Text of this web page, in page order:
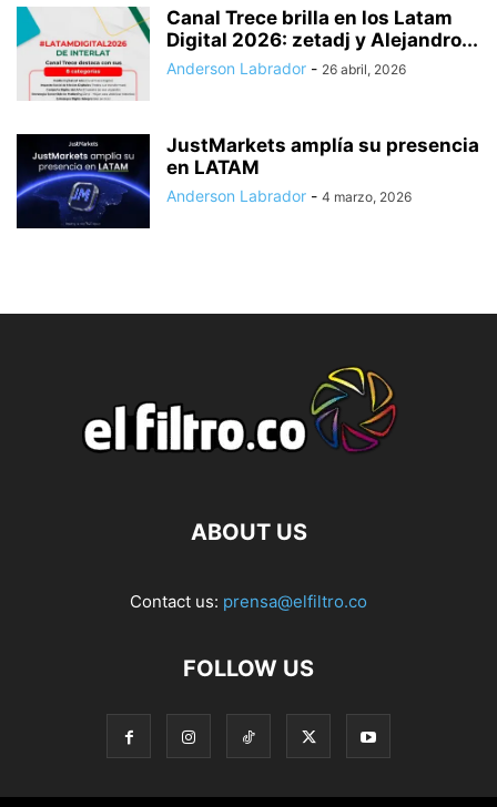
Canal Trece brilla en los Latam
Digital 2026: zetadj y Alejandro...
Anderson Labrador - 26 abril, 2026
JustMarkets amplía su presencia
en LATAM
Anderson Labrador - 4 marzo, 2026
ABOUT US
Contact us: prensa@elfiltro.co
FOLLOW US